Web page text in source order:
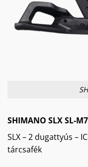
SHIMANO SLX SL-
SLX – 2 dugattyús –
tárcsafék